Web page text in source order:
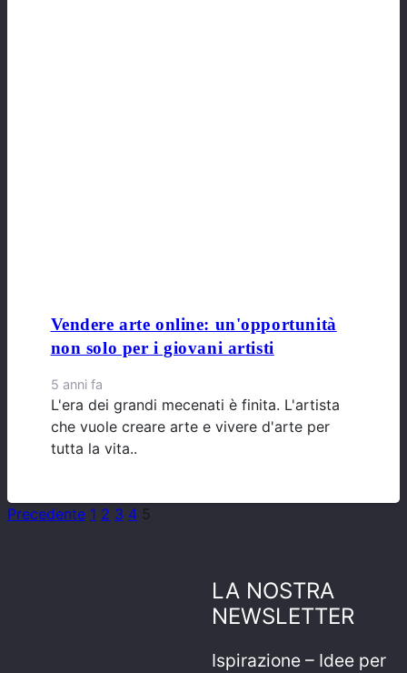
Vendere arte online: un'opportunità
non solo per i giovani artisti
5 anni fa
L'era dei grandi mecenati è finita. L'artista
che vuole creare arte e vivere d'arte per
tutta la vita..
Precedente 1 2 3 4 5
LA NOSTRA
NEWSLETTER
Ispirazione – Idee per